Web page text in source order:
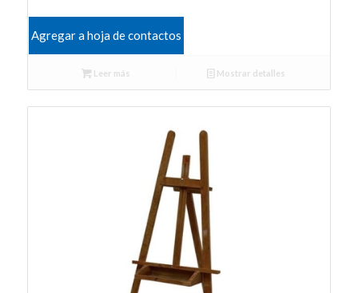
Agregar a hoja de contactos
Leer más Mostrar detalles